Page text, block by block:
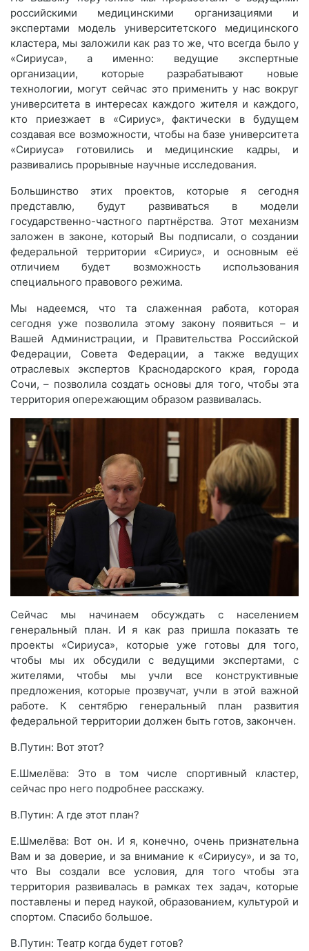
российскими медицинскими организациями и
экспертами модель университетского медицинского
кластера, мы заложили как раз то же, что всегда было у
«Сириуса», а именно: ведущие экспертные
организации, которые разрабатывают новые
технологии, могут сейчас это применить у нас вокруг
университета в интересах каждого жителя и каждого,
кто приезжает в «Сириус», фактически в будущем
создавая все возможности, чтобы на базе университета
«Сириуса» готовились и медицинские кадры, и
развивались прорывные научные исследования.
Большинство этих проектов, которые я сегодня
представлю, будут развиваться в модели
государственно-частного партнёрства. Этот механизм
заложен в законе, который Вы подписали, о создании
федеральной территории «Сириус», и основным её
отличием будет возможность использования
специального правового режима.
Мы надеемся, что та слаженная работа, которая
сегодня уже позволила этому закону появиться – и
Вашей Администрации, и Правительства Российской
Федерации, Совета Федерации, а также ведущих
отраслевых экспертов Краснодарского края, города
Сочи, – позволила создать основы для того, чтобы эта
территория опережающим образом развивалась.
Сейчас мы начинаем обсуждать с населением
генеральный план. И я как раз пришла показать те
проекты «Сириуса», которые уже готовы для того,
чтобы мы их обсудили с ведущими экспертами, с
жителями, чтобы мы учли все конструктивные
предложения, которые прозвучат, учли в этой важной
работе. К сентябрю генеральный план развития
федеральной территории должен быть готов, закончен.
В.Путин: Вот этот?
Е.Шмелёва: Это в том числе спортивный кластер,
сейчас про него подробнее расскажу.
В.Путин: А где этот план?
Е.Шмелёва: Вот он. И я, конечно, очень признательна
Вам и за доверие, и за внимание к «Сириусу», и за то,
что Вы создали все условия, для того чтобы эта
территория развивалась в рамках тех задач, которые
поставлены и перед наукой, образованием, культурой и
спортом. Спасибо большое.
В.Путин: Театр когда будет готов?